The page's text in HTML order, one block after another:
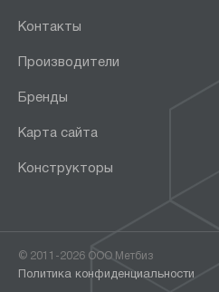
Контакты
Производители
Бренды
Карта сайта
Конструкторы
© 2011-2026 ООО Метбиз
Политика конфиденциальности